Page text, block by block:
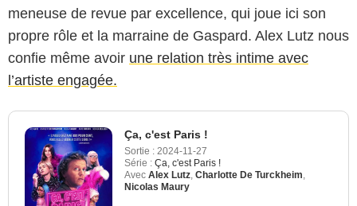
meneuse de revue par excellence, qui joue ici son
propre rôle et la marraine de Gaspard. Alex Lutz nous
confie même avoir une relation très intime avec
l’artiste engagée.
Ça, c'est Paris !
Sortie : 2024-11-27
Série : Ça, c'est Paris !
Avec Alex Lutz Charlotte De Turckheim
Nicolas Maury